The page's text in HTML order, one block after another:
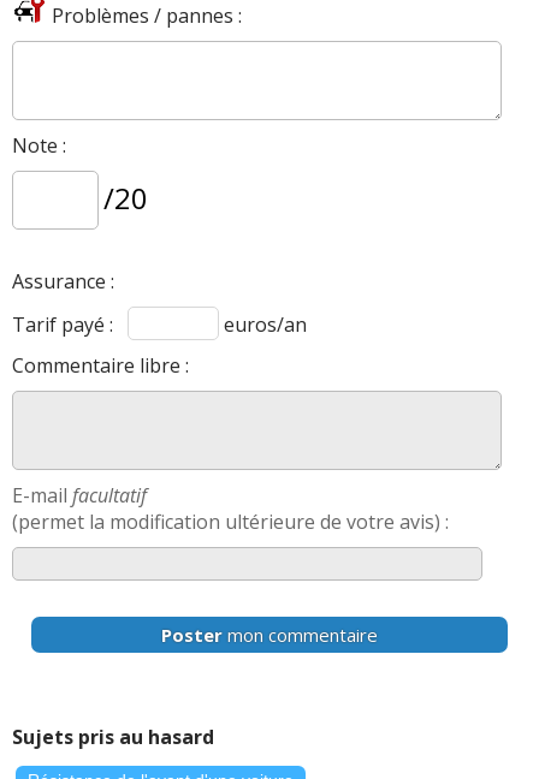
Problèmes / pannes :
Note :
/20
Assurance :
Tarif payé :
euros/an
Commentaire libre :
E-mail facultatif
(permet la modification ultérieure de votre avis) :
Poster mon commentaire
Sujets pris au hasard